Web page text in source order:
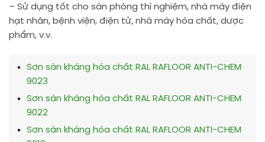
– Sử dụng tốt cho sàn phòng thí nghiệm, nhà máy điện
hạt nhân, bệnh viện, điện tử, nhà máy hóa chất, dược
phẩm, v.v.
Sơn sàn kháng hóa chất RAL RAFLOOR ANTI-CHEM
9023
Sơn sàn kháng hóa chất RAL RAFLOOR ANTI-CHEM
9022
Sơn sàn kháng hóa chất RAL RAFLOOR ANTI-CHEM